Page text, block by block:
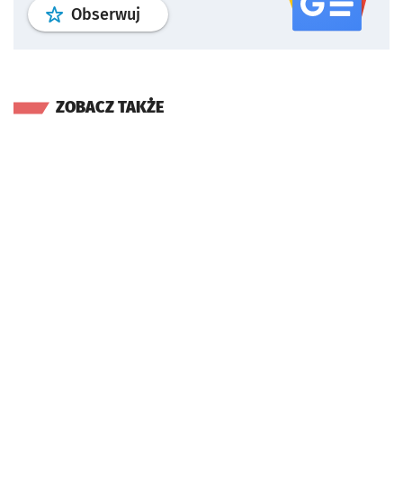
Obserwuj profil serwisu
ZOBACZ TAKŻE